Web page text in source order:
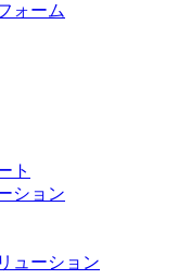
ォーム
ト
ション
ューション